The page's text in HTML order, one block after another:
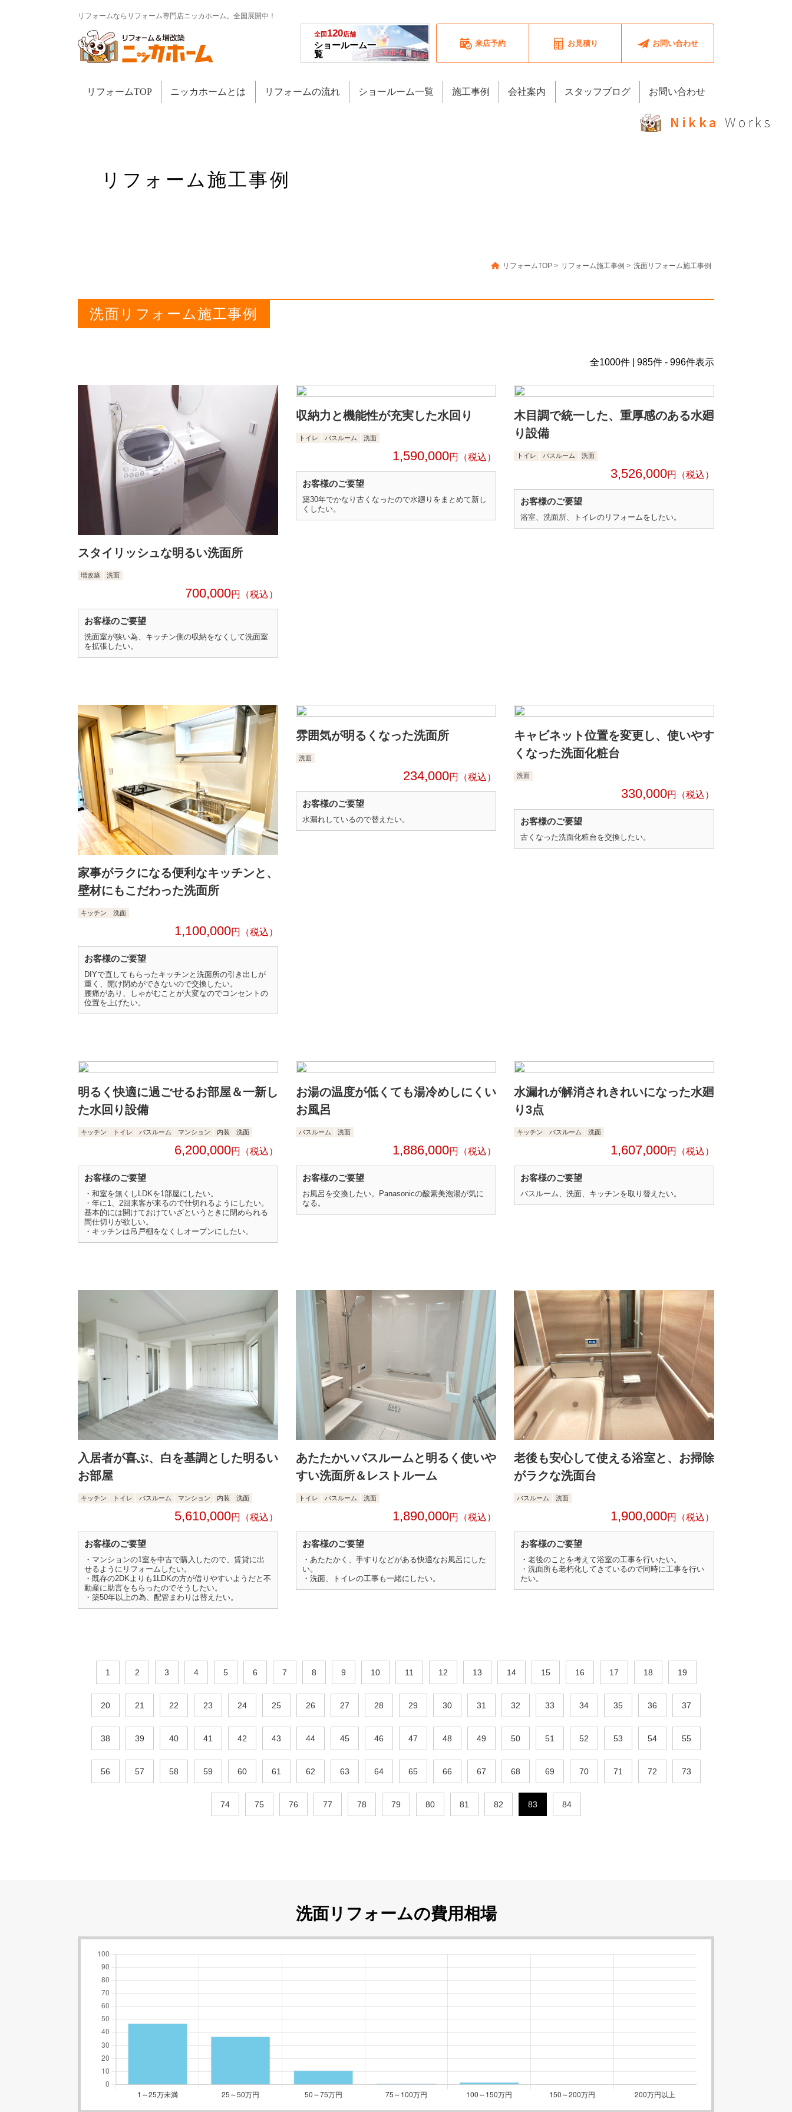
リフォームならリフォーム専門店ニッカホーム。全国展開中！
全国120店舗
ショールーム一
覧
来店予約 お見積り お問い合わせ
リフォームTOP ニッカホームとは リフォームの流れ ショールーム一覧 施工事例 会社案内 スタッフブログ お問い合わせ
Nikka Works
リフォーム施工事例
リフォームTOP > リフォーム施工事例 > 洗面リフォーム施工事例
洗面リフォーム施工事例
全1000件 | 985件 - 996件表示
スタイリッシュな明るい洗面所
増改築 洗面
700,000円
お客様のご要望
洗面室が狭い為、キッチン側の収納をなくして洗面室
を拡張したい。
収納力と機能性が充実した水回り
トイレ バスルーム 洗面
1,590,000円
お客様のご要望
築30年でかなり古くなったので水廻りをまとめて新し
くしたい。
木目調で統一した、重厚感のある水廻
り設備
トイレ バスルーム 洗面
3,526,000円
お客様のご要望
浴室、洗面所、トイレのリフォームをしたい。
家事がラクになる便利なキッチンと、
壁材にもこだわった洗面所
キッチン 洗面
1,100,000円
お客様のご要望
DIYで直してもらったキッチンと洗面所の引き出しが
重く、開け閉めができないので交換したい。
腰痛があり、しゃがむことが大変なのでコンセントの
位置を上げたい。
雰囲気が明るくなった洗面所
洗面
234,000円
お客様のご要望
水漏れしているので替えたい。
キャビネット位置を変更し、使いやす
くなった洗面化粧台
洗面
330,000円
お客様のご要望
古くなった洗面化粧台を交換したい。
明るく快適に過ごせるお部屋＆一新し
た水回り設備
キッチン トイレ バスルーム マンション 内装 洗面
6,200,000円
お客様のご要望
・和室を無くしLDKを1部屋にしたい。
・年に1、2回来客が来るので仕切れるようにしたい。
基本的には開けておけていざというときに閉められる
間仕切りが欲しい。
・キッチンは吊戸棚をなくしオープンにしたい。
お湯の温度が低くても湯冷めしにくい
お風呂
バスルーム 洗面
1,886,000円
お客様のご要望
お風呂を交換したい。Panasonicの酸素美泡湯が気に
なる。
水漏れが解消されきれいになった水廻
り3点
キッチン バスルーム 洗面
1,607,000円
お客様のご要望
バスルーム、洗面、キッチンを取り替えたい。
入居者が喜ぶ、白を基調とした明るい
お部屋
キッチン トイレ バスルーム マンション 内装 洗面
5,610,000円
お客様のご要望
・マンションの1室を中古で購入したので、賃貸に出
せるようにリフォームしたい。
・既存の2DKよりも1LDKの方が借りやすいようだと不
動産に助言をもらったのでそうしたい。
・築50年以上の為、配管まわりは替えたい。
あたたかいバスルームと明るく使いや
すい洗面所＆レストルーム
トイレ バスルーム 洗面
1,890,000円
お客様のご要望
・あたたかく、手すりなどがある快適なお風呂にした
い。
・洗面、トイレの工事も一緒にしたい。
老後も安心して使える浴室と、お掃除
がラクな洗面台
バスルーム 洗面
1,900,000円
お客様のご要望
・老後のことを考えて浴室の工事を行いたい。
・洗面所も老朽化してきているので同時に工事を行い
たい。
1 2 3 4 5 6 7 8 9 10 11 12 13 14 15 16 17 18 19
20 21 22 23 24 25 26 27 28 29 30 31 32 33 34 35 36 37
38 39 40 41 42 43 44 45 46 47 48 49 50 51 52 53 54 55
56 57 58 59 60 61 62 63 64 65 66 67 68 69 70 71 72 73
74 75 76 77 78 79 80 81 82 83 84
洗面リフォームの費用相場